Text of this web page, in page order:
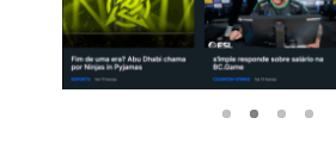
Previo
us